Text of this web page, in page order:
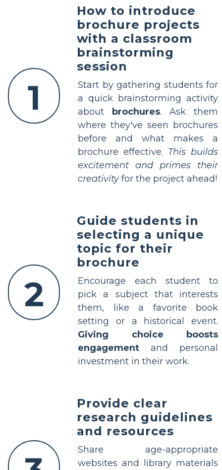
1
How to introduce
brochure projects
with a classroom
brainstorming
session
Start by gathering students for
a quick brainstorming activity
about brochures. Ask them
where they've seen brochures
before and what makes a
brochure effective. This builds
excitement and primes their
creativityfor the project ahead!
2
Guide students in
selecting a unique
topic for their
brochure
Encourage each student to
pick a subject that interests
them, like a favorite book
setting or a historical event.
Giving choice boosts
engagement and personal
investment in their work.
Provide clear
research guidelines
and resources
Share age-appropriate
websites and library materials